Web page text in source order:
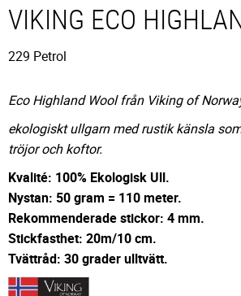
VIKING ECO
229 Petrol
Eco Highland Wool från Viking of
ekologiskt ullgarn med rustik känsla
tröjor och koftor.
Kvalité: 100% Ekologisk Ull.
Nystan: 50 gram = 110 meter.
Rekommenderade stickor: 4 mm.
Stickfasthet: 20m/10 cm.
Tvättråd: 30 grader ulltvätt.